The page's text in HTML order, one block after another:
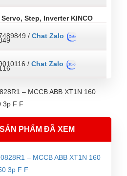
Servo, Step, Inverter KINCO
/ Chat Zalo
/ Chat Zalo
SẢN PHẨM ĐÃ XEM